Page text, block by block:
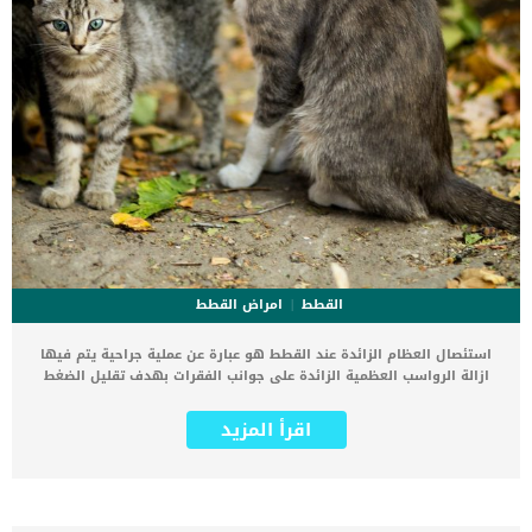
القطط
امراض القطط
استئصال العظام الزائدة عند القطط هو عبارة عن عملية جراحية يتم فيها
ازالة الرواسب العظمية الزائدة على جوانب الفقرات بهدف تقليل الضغط
نادرة الحدوث لانها دقيقة وخطيرة جدا. كما ان هذه العملية تعتبر الملاذ
الأخير الذي يلجأ إليه الطبيب البيطرى عندما تفشل جميع خطط العلاج فى
اقرأ المزيد